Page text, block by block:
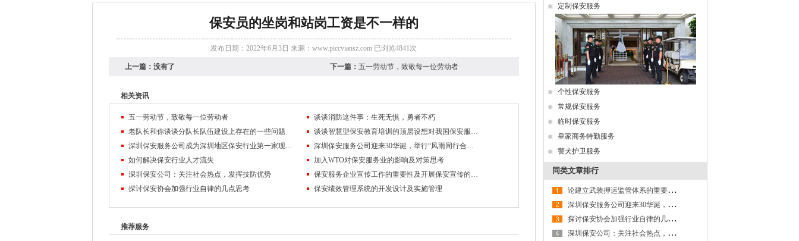
保安员的坐岗和站岗工资是不一样的
发布日期：2022年6月3日 来源： www.piccviansz.com已浏览4841次
上一篇：没有了 下一篇：五一劳动节，致敬每一位劳动者
相关资讯
五一劳动节，致敬每一位劳动者
谈谈消防这件事：生死无惧，勇者不朽
老队长和你谈谈分队长队伍建设上存在的一些问题
谈谈智慧型保安教育培训的顶层设想对我国保安服务业的重要性
深圳保安服务公司成为深圳地区保安行业第一家现代化管理模式的企业
深圳保安服务公司迎来30华诞，举行“风雨同行合作共赢”主题活动
如何解决保安行业人才流失
加入WTO对保安服务业的影响及对策思考
深圳保安公司：关注社会热点，发挥技防优势
保安服务企业宣传工作的重要性及开展保安宣传的途径
探讨保安协会加强行业自律的几点思考
保安绩效管理系统的开发设计及实施管理
推荐服务
定制保安服务
个性保安服务
常规保安服务
临时保安服务
皇家商务特勤服务
警犬护卫服务
同类文章排行
论
建立武装押运监管体系的重要性和构建设想
深
圳保安服务公司迎来30华诞，举行“风雨同行合作共赢”主题活动
探
讨保安协会加强行业自律的几点思考
深
圳保安公司：关注社会热点，发挥技防优势